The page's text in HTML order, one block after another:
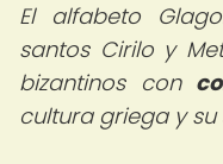
El alfabeto
santos Cirilo y
bizantinos con
cultura griega y